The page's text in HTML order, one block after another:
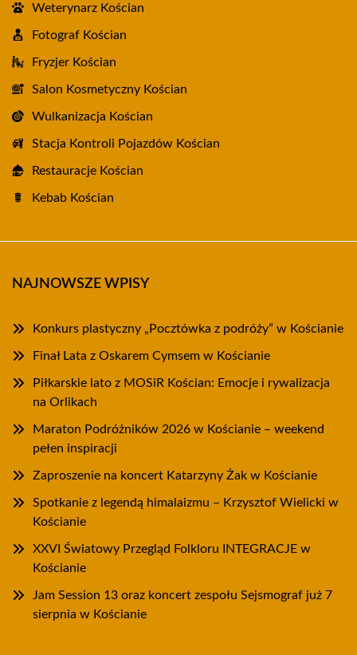
Weterynarz Kościan
Fotograf Kościan
Fryzjer Kościan
Salon Kosmetyczny Kościan
Wulkanizacja Kościan
Stacja Kontroli Pojazdów Kościan
Restauracje Kościan
Kebab Kościan
NAJNOWSZE WPISY
Konkurs plastyczny „Pocztówka z podróży” w Kościanie
Finał Lata z Oskarem Cymsem w Kościanie
Piłkarskie lato z MOSiR Kościan: Emocje i rywalizacja
na Orlikach
Maraton Podróżników 2026 w Kościanie – weekend
pełen inspiracji
Zaproszenie na koncert Katarzyny Żak w Kościanie
Spotkanie z legendą himalaizmu – Krzysztof Wielicki w
Kościanie
XXVI Światowy Przegląd Folkloru INTEGRACJE w
Kościanie
Jam Session 13 oraz koncert zespołu Sejsmograf już 7
sierpnia w Kościanie